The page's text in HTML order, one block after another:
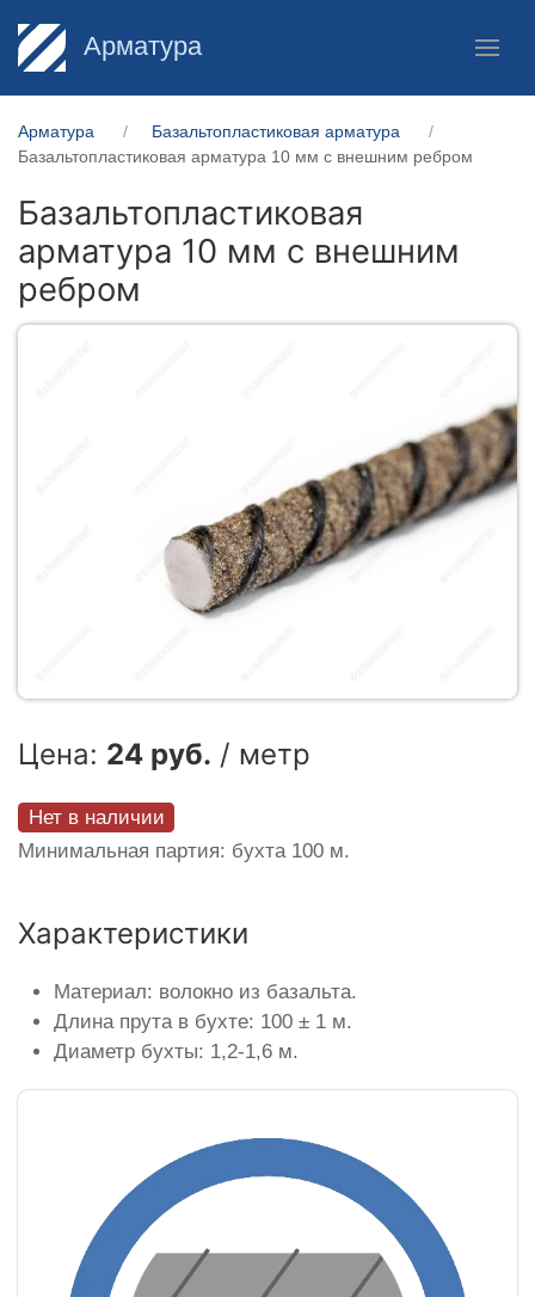
Арматура
Арматура
Базальтопластиковая арматура
Базальтопластиковая арматура 10 мм с внешним ребром
Базальтопластиковая
арматура 10 мм с внешним
ребром
Цена: 24 руб. / метр
Нет в наличии
Минимальная партия: бухта 100 м.
Характеристики
Материал: волокно из базальта.
Длина прута в бухте: 100 ± 1 м.
Диаметр бухты: 1,2-1,6 м.